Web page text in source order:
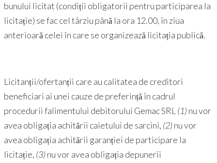
bunului licitat (condiții obligatorii pentru participarea la
licitație) se fac cel târziu până la ora 12.00, în ziua
anterioară celei în care se organizează licitația publică.
Licitanții/ofertanții care au calitatea de creditori
beneficiari ai unei cauze de preferință în cadrul
procedurii falimentului debitorului Gemac SRL (1) nu vor
avea obligația achitării caietului de sarcini, (2) nu vor
avea obligația achitării garanției de participare la
licitație, (3) nu vor avea obligația depunerii